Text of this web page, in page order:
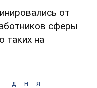
от
сферы
таких на
дня